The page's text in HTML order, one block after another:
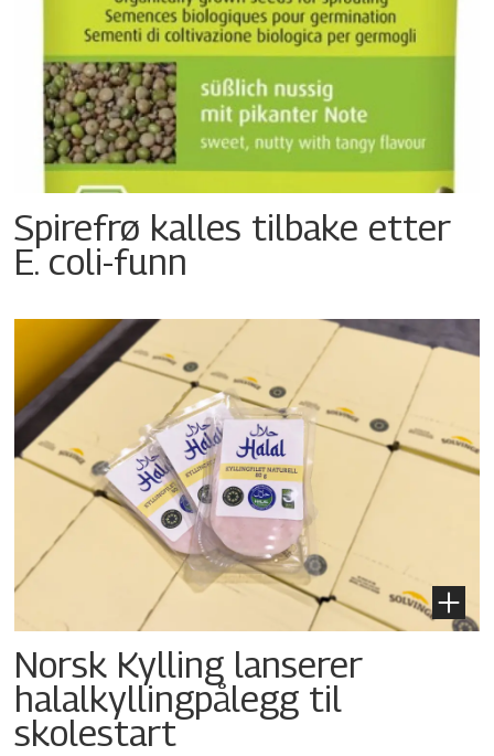
Spirefrø kalles tilbake etter
E. coli-funn
Norsk Kylling lanserer
halalkyllingpålegg til
skolestart